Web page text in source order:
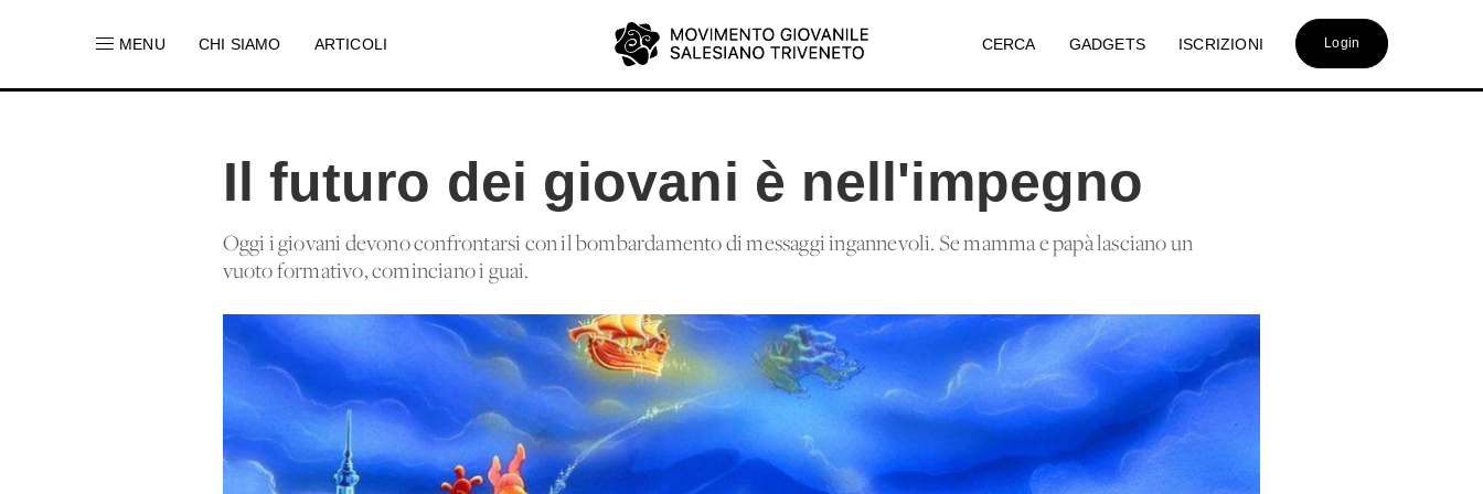
MENU CHI SIAMO ARTICOLI CERCA GADGETS ISCRIZIONI Login
Il futuro dei giovani è nell'impegno
Oggi i giovani devono confrontarsi con il bombardamento di messaggi ingannevoli. Se mamma e papà lasciano un
vuoto formativo, cominciano i guai.